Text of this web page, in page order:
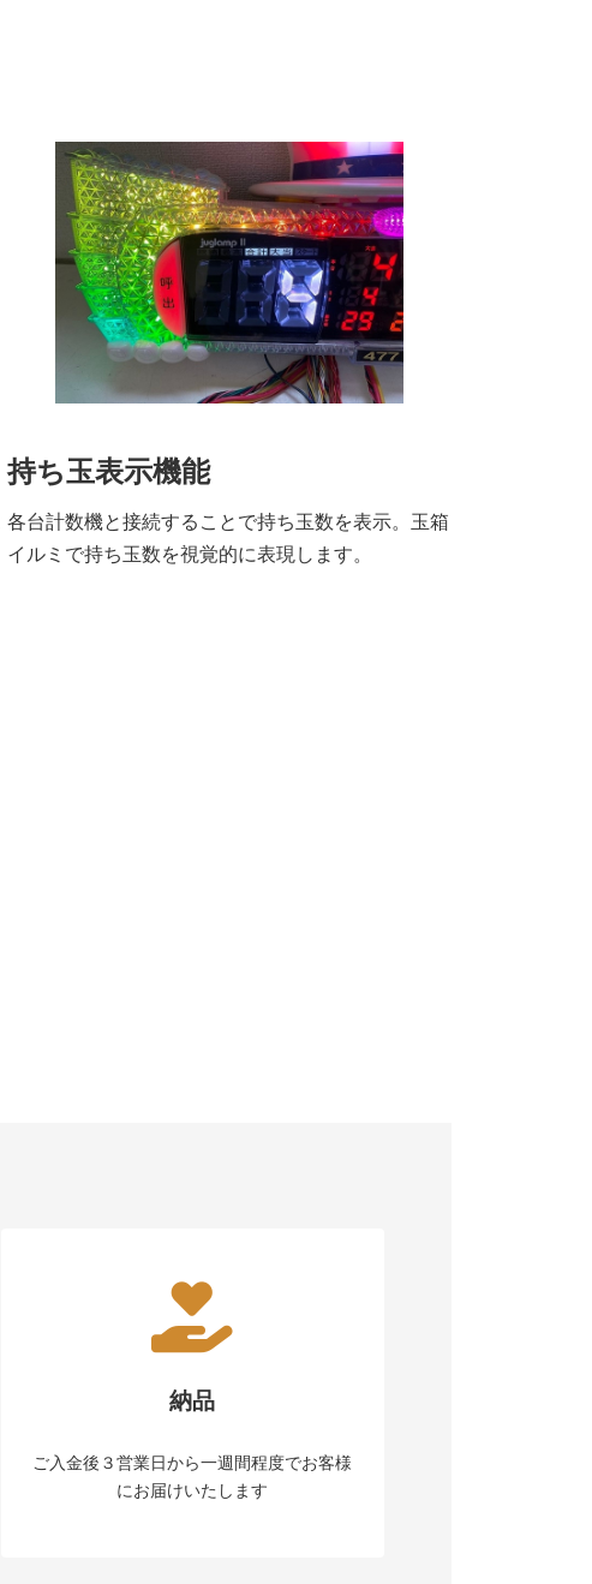
持ち玉表示機能
各台計数機と接続することで持ち玉数を表示。玉箱
イルミで持ち玉数を視覚的に表現します。
納品
ご入金後３営業日から一週間程度でお客様
にお届けいたします